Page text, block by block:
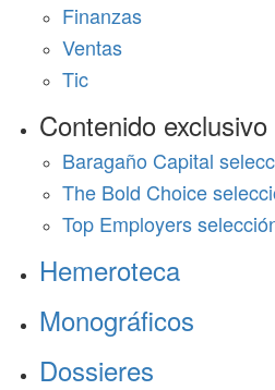
Finanzas
Ventas
Tic
Contenido exclusivo
Baragaño Capital
The Bold Choice
Top Employers
Hemeroteca
Monográficos
Dossieres